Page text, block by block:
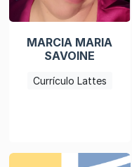
MARCIA MARIA
SAVOINE
Currículo Lattes